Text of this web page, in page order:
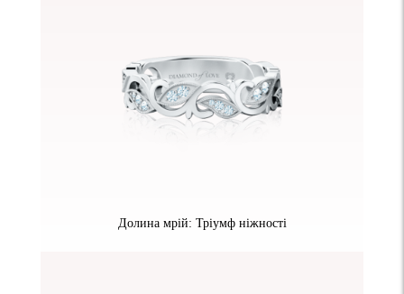
Долина мрій: Тріумф ніжності